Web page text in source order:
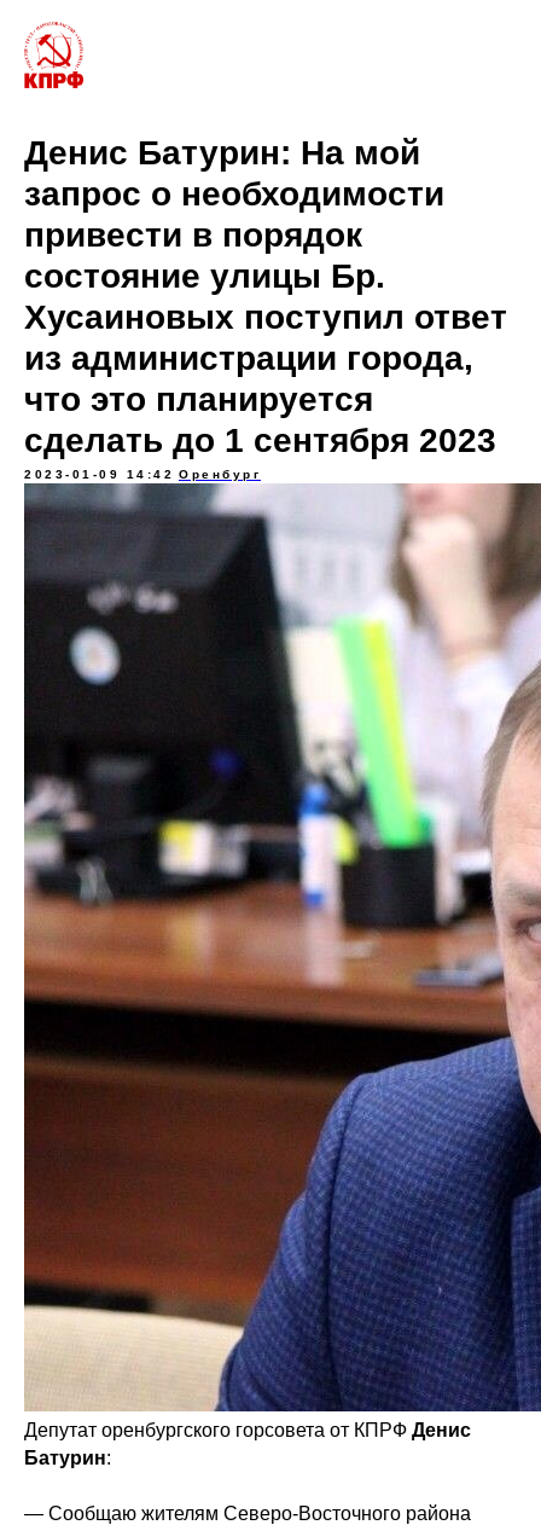
Денис Батурин: На мой
запрос о необходимости
привести в порядок
состояние улицы Бр.
Хусаиновых поступил ответ
из администрации города,
что это планируется
сделать до 1 сентября 2023
2023-01-09 14:42 Оренбург
Депутат оренбургского горсовета от КПРФ Денис
Батурин:
— Сообщаю жителям Северо-Восточного района